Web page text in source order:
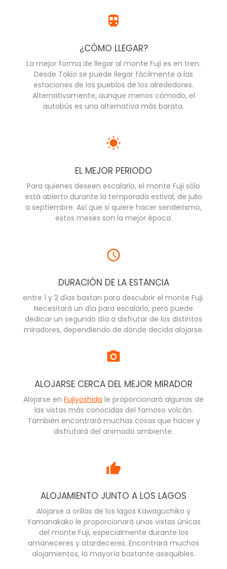
¿CÓMO LLEGAR?
La mejor forma de llegar al monte Fuji es en tren.
Desde Tokio se puede llegar fácilmente a las
estaciones de los pueblos de los alrededores.
Alternativamente, aunque menos cómodo, el
autobús es una alternativa más barata.
EL MEJOR PERIODO
Para quienes deseen escalarlo, el monte Fuji sólo
está abierto durante la temporada estival, de julio
a septiembre. Así que si quiere hacer senderismo,
estos meses son la mejor época.
DURACIÓN DE LA ESTANCIA
entre 1 y 2 días bastan para descubrir el monte Fuji.
Necesitará un día para escalarlo, pero puede
dedicar un segundo día a disfrutar de los distintos
miradores, dependiendo de dónde decida alojarse.
ALOJARSE CERCA DEL MEJOR MIRADOR
Alojarse en Fujiyoshida le proporcionará algunas de
las vistas más conocidas del famoso volcán.
También encontrará muchas cosas que hacer y
disfrutará del animado ambiente.
ALOJAMIENTO JUNTO A LOS LAGOS
Alojarse a orillas de los lagos Kawaguchiko y
Yamanakako le proporcionará unas vistas únicas
del monte Fuji, especialmente durante los
amaneceres y atardeceres. Encontrará muchos
alojamientos, la mayoría bastante asequibles.